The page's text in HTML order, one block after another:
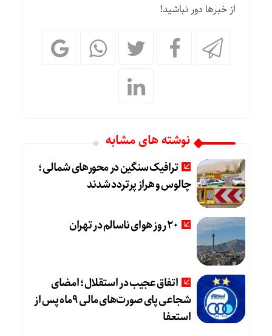
از خبرها دور نباشید!
نوشته های مشابه
ترافیک سنگین در محورهای شمالی؛
چالوس و هراز پرتردد شدند
20 روز هوای ناسالم در تهران
اتفاق عجیب در استقلال؛ امضای
شجاعی پای صورت‌های مالی ٩ماه پس از
استعفا